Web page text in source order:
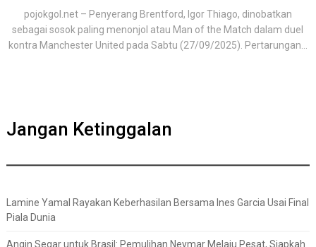
pojokgol.net – Penyerang Brentford, Igor Thiago, dinobatkan
sebagai sosok paling menonjol atau Man of the Match dalam duel
kontra Manchester United pada Sabtu (27/09/2025). Pertarungan...
Jangan Ketinggalan
Lamine Yamal Rayakan Keberhasilan Bersama Ines Garcia Usai Final
Piala Dunia
Angin Segar untuk Brasil: Pemulihan Neymar Melaju Pesat, Siapkah